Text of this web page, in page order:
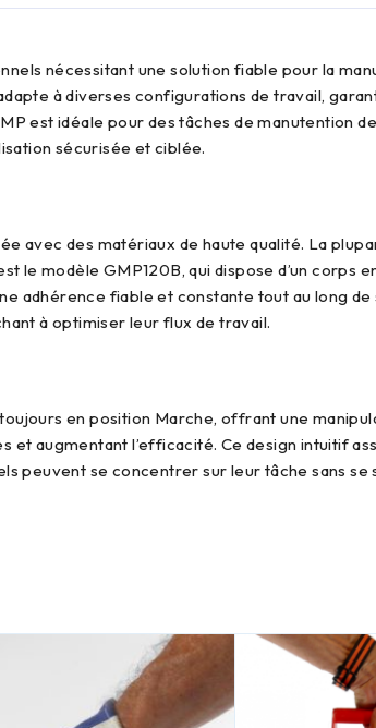
à diverses configurations de travail,
est idéale pour des tâches de manutention
sécurisée et ciblée.
le modèle GMP120B, qui dispose d’un
adhérence fiable et constante tout au long
à optimiser leur flux de travail.
et augmentant l’efficacité. Ce design intuitif
peuvent se concentrer sur leur tâche sans